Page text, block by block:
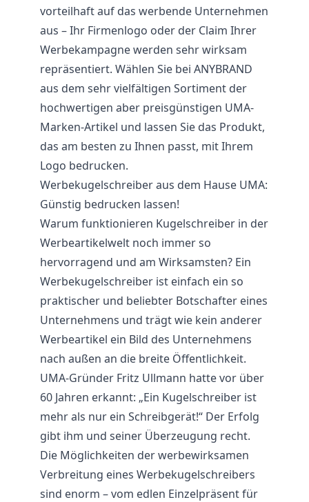
vorteilhaft auf das werbende Unternehmen
aus – Ihr Firmenlogo oder der Claim Ihrer
Werbekampagne werden sehr wirksam
repräsentiert. Wählen Sie bei ANYBRAND
aus dem sehr vielfältigen Sortiment der
hochwertigen aber preisgünstigen UMA-
Marken-Artikel und lassen Sie das Produkt,
das am besten zu Ihnen passt, mit Ihrem
Logo bedrucken.
Werbekugelschreiber aus dem Hause UMA:
Günstig bedrucken lassen!
Warum funktionieren Kugelschreiber in der
Werbeartikelwelt noch immer so
hervorragend und am Wirksamsten? Ein
Werbekugelschreiber ist einfach ein so
praktischer und beliebter Botschafter eines
Unternehmens und trägt wie kein anderer
Werbeartikel ein Bild des Unternehmens
nach außen an die breite Öffentlichkeit.
UMA-Gründer Fritz Ullmann hatte vor über
60 Jahren erkannt: „Ein Kugelschreiber ist
mehr als nur ein Schreibgerät!“ Der Erfolg
gibt ihm und seiner Überzeugung recht.
Die Möglichkeiten der werbewirksamen
Verbreitung eines Werbekugelschreibers
sind enorm – vom edlen Einzelpräsent für